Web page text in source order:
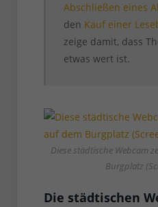
Abschließen eines
den Kauf einer
zeige damit, dass
etwas wert ist.
Diese städtische Webcam
Burgplatz
Die städtischen